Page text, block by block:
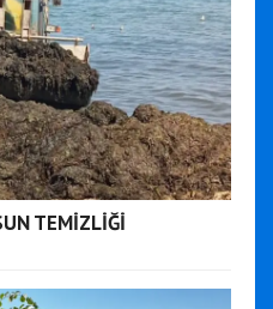
TEMİZLİĞİ